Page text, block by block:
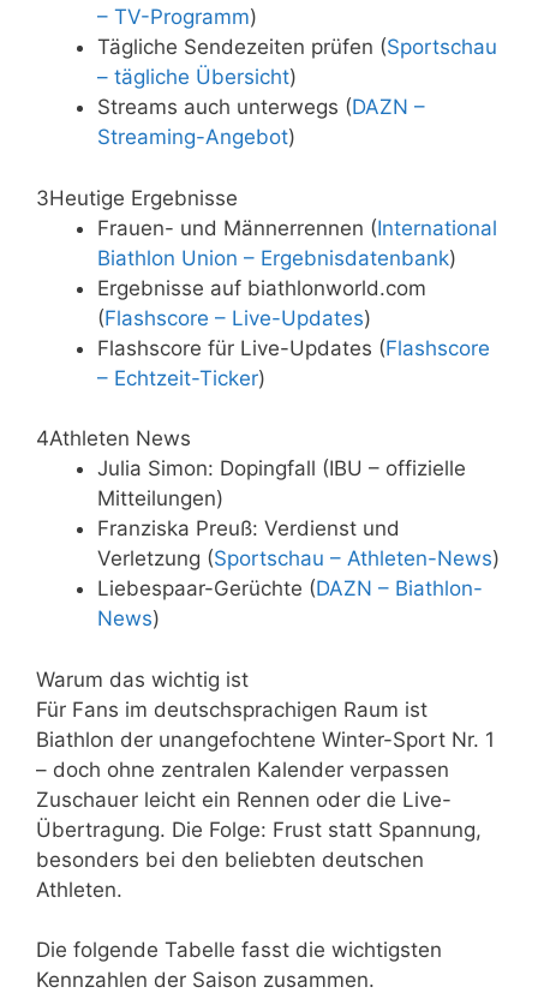
– TV-Programm)
Tägliche Sendezeiten prüfen (Sportschau
– tägliche Übersicht)
Streams auch unterwegs (DAZN –
Streaming-Angebot)
3Heutige Ergebnisse
Frauen- und Männerrennen (International
Biathlon Union – Ergebnisdatenbank)
Ergebnisse auf biathlonworld.com
(Flashscore – Live-Updates)
Flashscore für Live-Updates (Flashscore
– Echtzeit-Ticker)
4Athleten News
Julia Simon: Dopingfall (IBU – offizielle
Mitteilungen)
Franziska Preuß: Verdienst und
Verletzung (Sportschau – Athleten-News)
Liebespaar-Gerüchte (DAZN – Biathlon-
News)
Warum das wichtig ist
Für Fans im deutschsprachigen Raum ist
Biathlon der unangefochtene Winter-Sport Nr. 1
– doch ohne zentralen Kalender verpassen
Zuschauer leicht ein Rennen oder die Live-
Übertragung. Die Folge: Frust statt Spannung,
besonders bei den beliebten deutschen
Athleten.
Die folgende Tabelle fasst die wichtigsten
Kennzahlen der Saison zusammen.